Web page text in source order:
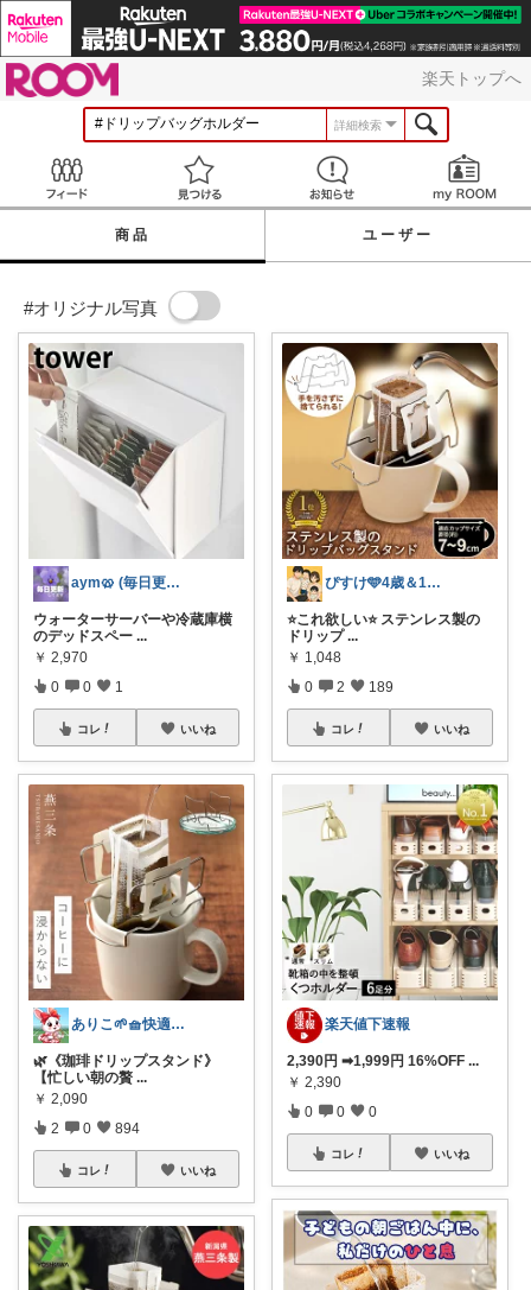
楽天トップへ
詳細検索
見つける お知らせ
商品 ユーザー
#オリジナル写真
aym🥨 (毎日更新してます🙌)
ウォーターサーバーや冷蔵庫横
のデッドスペー ...
￥ 2,970
0 0 1
コレ いいね
ありこ🌱🧺快適な暮らし雑貨🌻
🌿《珈琲ドリップスタンド》
【忙しい朝の贅 ...
￥ 2,090
2 0 894
コレ いいね
ぴすけ🩵4歳＆1歳ママの愛用品
⭐️これ欲しい⭐️ ステンレス製の
ドリップ ...
￥ 1,048
0 2 189
コレ いいね
楽天値下速報
2,390円 ➡1,999円 16%OFF ...
￥ 2,390
0 0 0
コレ いいね